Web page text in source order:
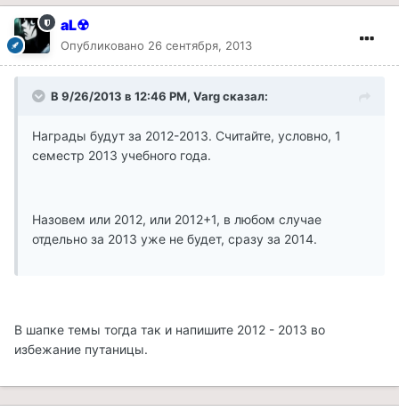
aL☢
Опубликовано 26 сентября, 2013
В 9/26/2013 в 12:46 PM, Varg сказал:
Награды будут за 2012-2013. Считайте, условно, 1
семестр 2013 учебного года.
Назовем или 2012, или 2012+1, в любом случае
отдельно за 2013 уже не будет, сразу за 2014.
В шапке темы тогда так и напишите 2012 - 2013 во
избежание путаницы.